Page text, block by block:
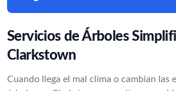
Servicios de Árboles
Clarkstown
Cuando llega el mal clima o cambian las